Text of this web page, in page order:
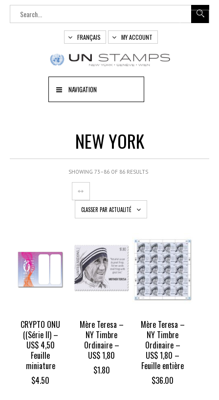
FRANÇAIS MY ACCOUNT
NAVIGATION
NEW YORK
SHOWING 73–86 OF 86 RESULTS
CLASSER PAR ACTUALITÉ
CRYPTO ONU
((Série II) –
US$ 4,50
Feuille
miniature
$4.50
Mère Teresa –
NY Timbre
Ordinaire –
US$ 1,80
$1.80
Mère Teresa –
NY Timbre
Ordinaire –
US$ 1,80 –
Feuille entière
$36.00